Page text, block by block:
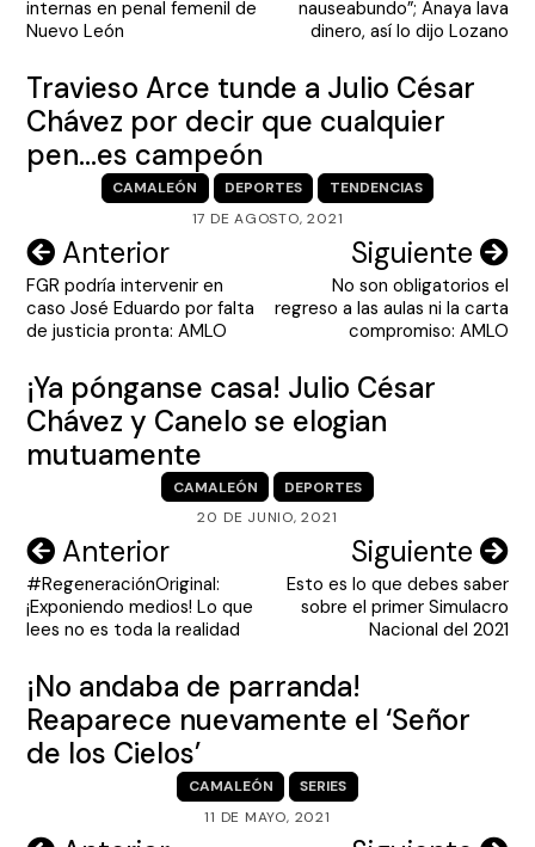
entradas
internas en penal femenil de
Nuevo León
nauseabundo”; Anaya lava
dinero, así lo dijo Lozano
Travieso Arce tunde a Julio César
Chávez por decir que cualquier
pen…es campeón
CAMALEÓN DEPORTES
TENDENCIAS
17 DE AGOSTO, 2021
Navegación
de
entradas
Anterior
FGR podría intervenir en
caso José Eduardo por falta
de justicia pronta: AMLO
Siguiente
No son obligatorios el
regreso a las aulas ni la carta
compromiso: AMLO
¡Ya pónganse casa! Julio César
Chávez y Canelo se elogian
mutuamente
CAMALEÓN
DEPORTES
20 DE JUNIO, 2021
Navegación
de
entradas
Anterior
#RegeneraciónOriginal:
¡Exponiendo medios! Lo que
lees no es toda la realidad
Siguiente
Esto es lo que debes saber
sobre el primer Simulacro
Nacional del 2021
¡No andaba de parranda!
Reaparece nuevamente el ‘Señor
de los Cielos’
CAMALEÓN
SERIES
11 DE MAYO, 2021